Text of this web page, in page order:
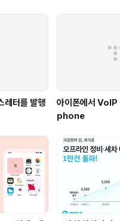
레터를 발행
아이폰에서
phone